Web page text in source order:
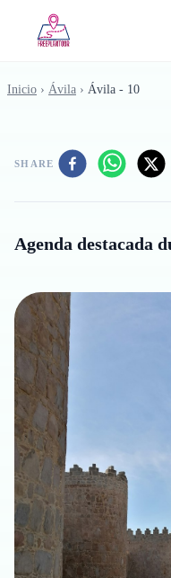
Inicio › Ávila › Ávila - 10
SHARE
Agenda destacada